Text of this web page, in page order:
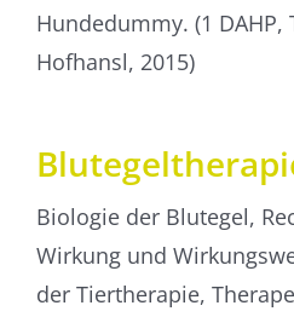
Hundedummy. (1 DAHP,
Hofhansl, 2015)
Biologie der Blutegel,
Wirkung und
der Tiertherapie,